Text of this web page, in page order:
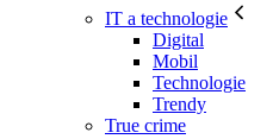
IT a technologie
Digital
Mobil
Technologie
Trendy
True crime